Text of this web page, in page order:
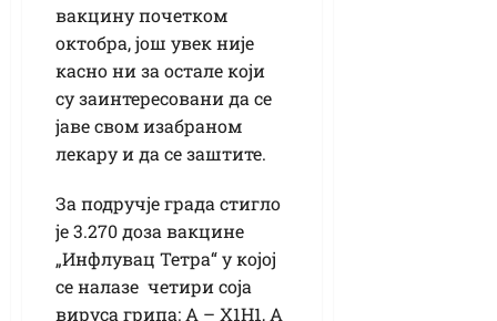
вакцину почетком
октобра, још увек није
касно ни за остале који
су заинтересовани да се
јаве свом изабраном
лекару и да се заштите.
За подручје града стигло
је 3.270 доза вакцине
„Инфлувац Тетра“ у којој
се налазе четири соја
вируса грипа: А – Х1Н1, А